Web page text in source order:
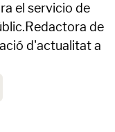
el servicio de
de
d'actualitat a